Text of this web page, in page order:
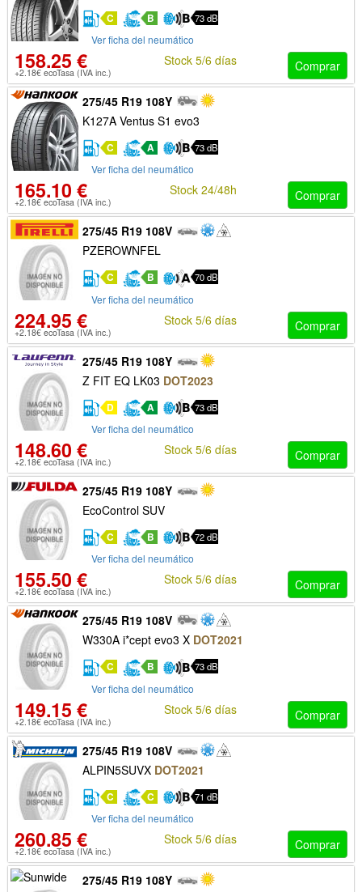
C B 73 dB
Ver ficha del neumático
158.25 €
+2.18€ ecoTasa (IVA inc.) Comprar
Stock 5/6 días
275/45 R19 108Y
K127A Ventus S1 evo3
C A 73 dB
Ver ficha del neumático
165.10 €
+2.18€ ecoTasa (IVA inc.) Comprar
Stock 24/48h
275/45 R19 108V
PZEROWNFEL
C B 70 dB
Ver ficha del neumático
224.95 €
+2.18€ ecoTasa (IVA inc.) Comprar
Stock 5/6 días
275/45 R19 108Y
Z FIT EQ LK03 DOT2023
D A 73 dB
Ver ficha del neumático
148.60 €
+2.18€ ecoTasa (IVA inc.) Comprar
Stock 5/6 días
275/45 R19 108Y
EcoControl SUV
C B 72 dB
Ver ficha del neumático
155.50 €
+2.18€ ecoTasa (IVA inc.) Comprar
Stock 5/6 días
275/45 R19 108V
W330A i*cept evo3 X DOT2021
C B 73 dB
Ver ficha del neumático
149.15 €
+2.18€ ecoTasa (IVA inc.) Comprar
Stock 5/6 días
275/45 R19 108V
ALPIN5SUVX DOT2021
C C 71 dB
Ver ficha del neumático
260.85 €
+2.18€ ecoTasa (IVA inc.) Comprar
Stock 5/6 días
275/45 R19 108Y